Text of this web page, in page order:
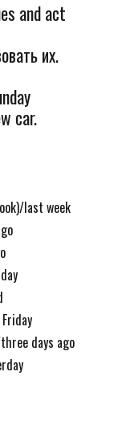
and act
их.
car.
last week
days ago